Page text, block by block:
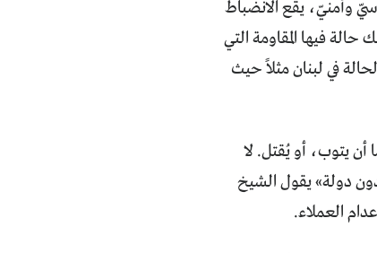
وأمنيّ، يقع الانضباط
حالة فيها المقاومة التي
في لبنان مثلاً حيث
أن يتوب، أو يُقتل. لا
دولة» يقول الشيخ